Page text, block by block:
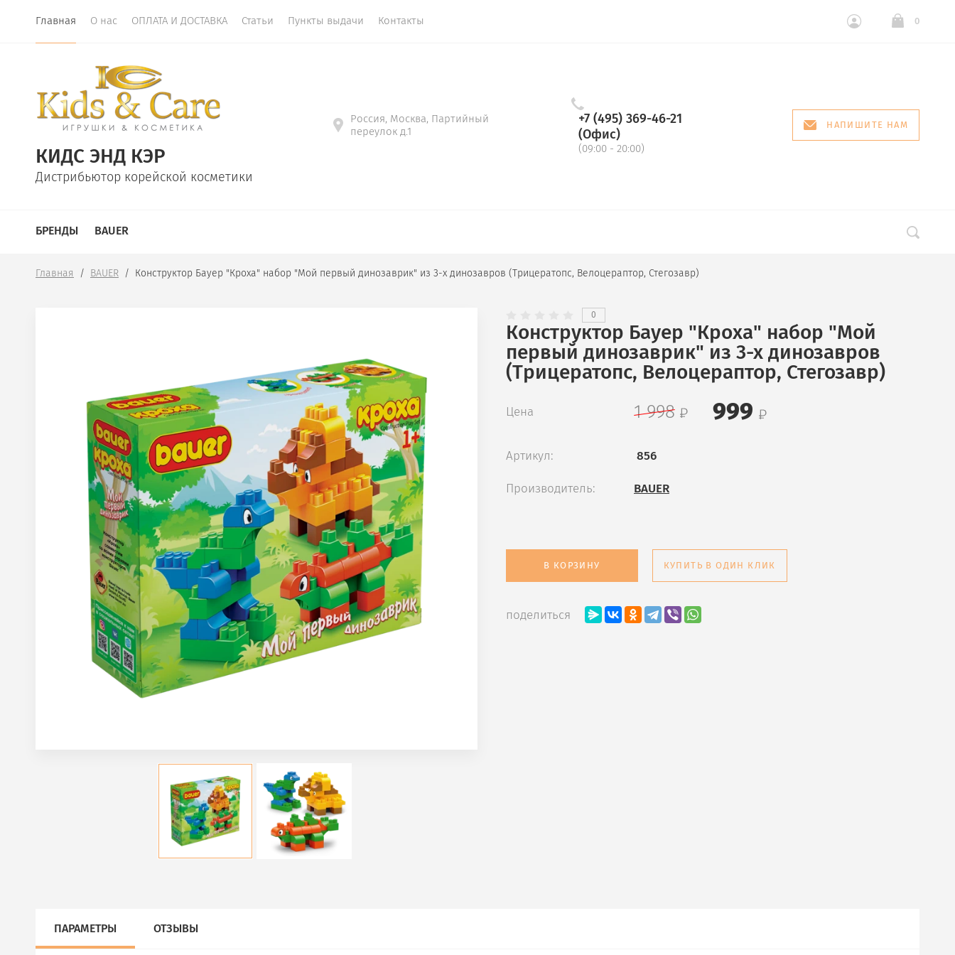
Главная О нас ОПЛАТА И ДОСТАВКА Статьи Пункты выдачи Контакты 0
КИДС ЭНД КЭР
Дистрибьютор корейской косметики
Россия, Москва, Партийный
переулок д.1
+7 (495) 369-46-21
(Офис)
(09:00 - 20:00)
НАПИШИТЕ НАМ
БРЕНДЫ BAUER
Главная
  /
BAUER
  /  Конструктор Бауер "Кроха" набор "Мой первый динозаврик" из 3-х динозавров (Трицератопс, Велоцераптор, Стегозавр)
0
Конструктор Бауер "Кроха" набор "Мой
первый динозаврик" из 3-х динозавров
(Трицератопс, Велоцераптор, Стегозавр)
Цена 1 998 999
Артикул: 856
Производитель: BAUER
В КОРЗИНУ КУПИТЬ В ОДИН КЛИК
поделиться
ПАРАМЕТРЫ ОТЗЫВЫ